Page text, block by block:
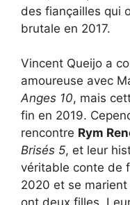
des fiançailles qui
brutale en 2017.
Vincent Queijo a
amoureuse avec
Anges 10, mais
fin en 2019.
rencontre Rym
Brisés 5, et leur
véritable conte de
2020 et se marient